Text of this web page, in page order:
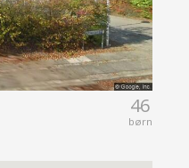
46
børn